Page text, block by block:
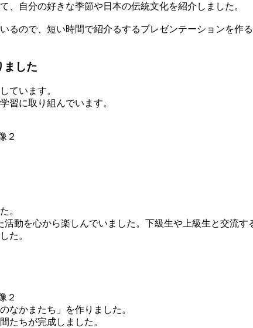
自分の好きな季節や日本の伝統文化を紹介しました。
ので、短い時間で紹介るするプレゼンテーションを作る
ました
ています。
習に取り組んでいます。
。
動を心から楽しんでいました。下級生や上級生と交流
た。
なかまたち」を作りました。
たちが完成しました。